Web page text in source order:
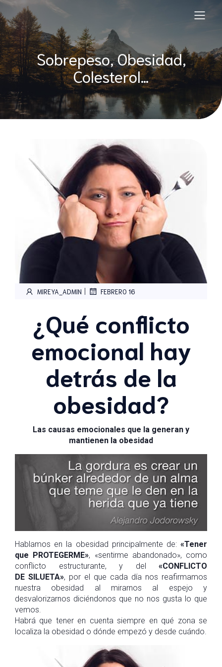
Sobrepeso, Obesidad,
Colesterol…
MIREYA_ADMIN | FEBRERO 16
¿Qué conflicto
emocional hay
detrás de la
obesidad?
Las causas emocionales que la generan y
mantienen la obesidad
Hablamos en la obesidad principalmente de: «Tener
que PROTEGERME», «sentirme abandonado», como
conflicto estructurante, y del «CONFLICTO
DE SILUETA», por el que cada día nos reafirmamos
nuestra obesidad al mirarnos al espejo y
desvalorizarnos diciéndonos que no nos gusta lo que
vemos.
Habrá que tener en cuenta siempre en qué zona se
localiza la obesidad o dónde empezó y desde cuándo.